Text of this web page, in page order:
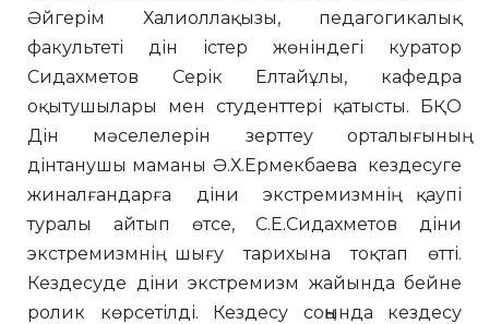
Әйгерім Халиоллақызы, педагогикалық
факультеті дін істер жөніндегі куратор
Сидахметов Серік Елтайұлы, кафедра
оқытушылары мен студенттері қатысты. БҚО
Дін мәселелерін зерттеу орталығының
дінтанушы маманы Ә.Х.Ермекбаева кездесуге
жиналғандарға діни экстремизмнің қаупі
туралы айтып өтсе, С.Е.Сидахметов діни
экстремизмнің шығу тарихына тоқтап өтті.
Кездесуде діни экстремизм жайында бейне
ролик көрсетілді. Кездесу соңында кездесу